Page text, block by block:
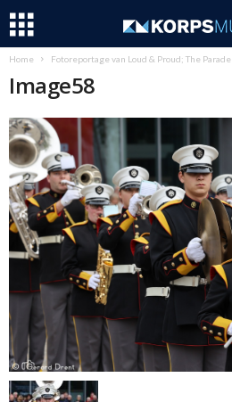
Home Fotoreportage van Loud & Proud; The Parade
Image58